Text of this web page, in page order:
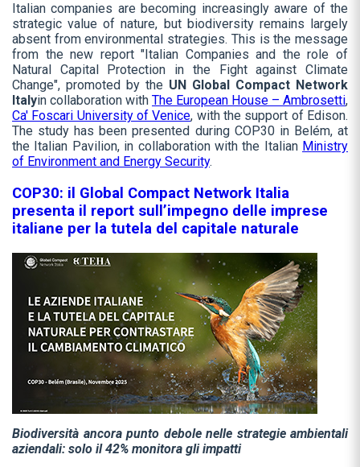
Italian companies are becoming increasingly aware of the
strategic value of nature, but biodiversity remains largely
absent from environmental strategies. This is the message
from the new report "Italian Companies and the role of
Natural Capital Protection in the Fight against Climate
Change", promoted by the UN Global Compact Network
Italyin collaboration with The European House – Ambrosetti,
Ca' Foscari University of Venice, with the support of Edison.
The study has been presented during COP30 in Belém, at
the Italian Pavilion, in collaboration with the Italian Ministry
of Environment and Energy Security.
COP30: il Global Compact Network Italia
presenta il report sull’impegno delle imprese
italiane per la tutela del capitale naturale
Biodiversità ancora punto debole nelle strategie ambientali
aziendali: solo il 42% monitora gli impatti